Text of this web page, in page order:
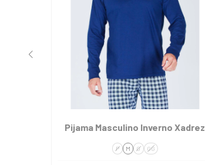
Pijama Masculino Inverno Xadrez
P M G GG